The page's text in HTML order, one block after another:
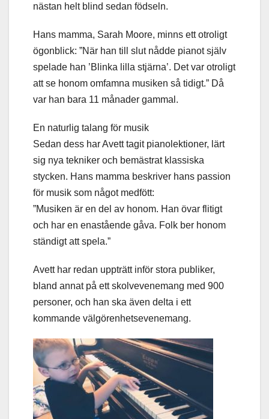
nästan helt blind sedan födseln.
Hans mamma, Sarah Moore, minns ett otroligt
ögonblick: ”När han till slut nådde pianot själv
spelade han ’Blinka lilla stjärna’. Det var otroligt
att se honom omfamna musiken så tidigt.” Då
var han bara 11 månader gammal.
En naturlig talang för musik
Sedan dess har Avett tagit pianolektioner, lärt
sig nya tekniker och bemästrat klassiska
stycken. Hans mamma beskriver hans passion
för musik som något medfött:
”Musiken är en del av honom. Han övar flitigt
och har en enastående gåva. Folk ber honom
ständigt att spela.”
Avett har redan uppträtt inför stora publiker,
bland annat på ett skolvevenemang med 900
personer, och han ska även delta i ett
kommande välgörenhetsevenemang.